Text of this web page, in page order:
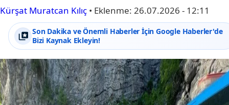
Kürşat Muratcan Kılıç • Eklenme: 26.07.2026 - 12:11
Son Dakika ve Önemli Haberler İçin Google Haberler'de
Bizi Kaynak Ekleyin!